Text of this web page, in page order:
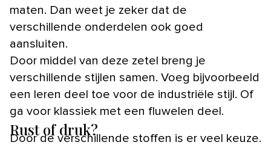
maten. Dan weet je zeker dat de
verschillende onderdelen ook goed
aansluiten.
Door middel van deze zetel breng je
verschillende stijlen samen. Voeg bijvoorbeeld
een leren deel toe voor de industriële stijl. Of
ga voor klassiek met een fluwelen deel.
Rust of druk?
Door de verschillende stoffen is er veel keuze.